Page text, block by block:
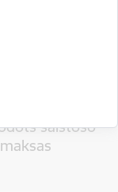
saistošo